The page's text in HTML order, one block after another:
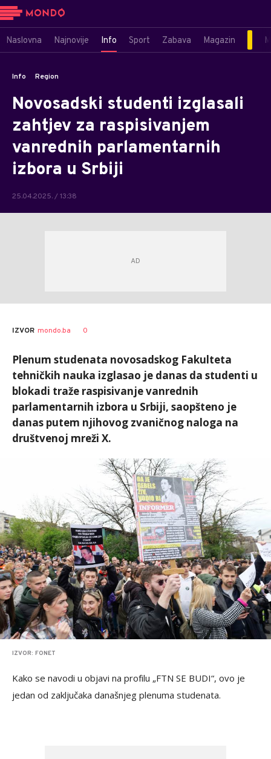
Naslovna Najnovije Info Sport Zabava Magazin
Info Region
Novosadski studenti izglasali
zahtjev za raspisivanjem
vanrednih parlamentarnih
izbora u Srbiji
25.04.2025. / 13:38
IZVOR mondo.ba 0
Plenum studenata novosadskog Fakulteta
tehničkih nauka izglasao je danas da studenti u
blokadi traže raspisivanje vanrednih
parlamentarnih izbora u Srbiji, saopšteno je
danas putem njihovog zvaničnog naloga na
društvenoj mreži X.
IZVOR: FONET
Kako se navodi u objavi na profilu „FTN SE BUDI“, ovo je
jedan od zaključaka današnjeg plenuma studenata.